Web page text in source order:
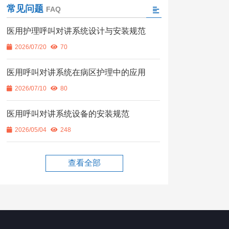
常见问题 FAQ
医用护理呼叫对讲系统设计与安装规范
2026/07/20 70
医用呼叫对讲系统在病区护理中的应用
2026/07/10 80
医用呼叫对讲系统设备的安装规范
2026/05/04 248
查看全部